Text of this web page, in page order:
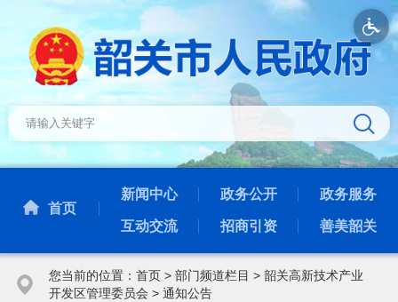
首页
新闻中心 政务公开 政务服务
互动交流 招商引资 善美韶关
您当前的位置： 首页> 部门频道栏目 > 韶关高新技术产业
开发区管理委员会 > 通知公告